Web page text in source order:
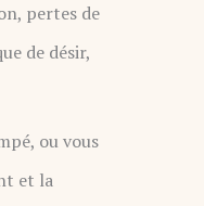
pertes de
de désir,
ou vous
et la